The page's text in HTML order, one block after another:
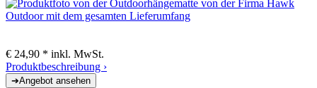
€ 24,90 * inkl. MwSt.
Produktbeschreibung ›